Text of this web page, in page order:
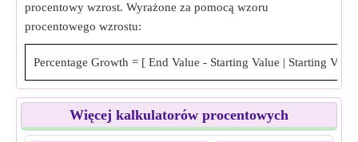
procentowy wzrost. Wyrażone za pomocą wzoru
procentowego wzrostu:
Percentage Growth = [ End Value - Starting Value | Starting Value
Więcej kalkulatorów procentowych